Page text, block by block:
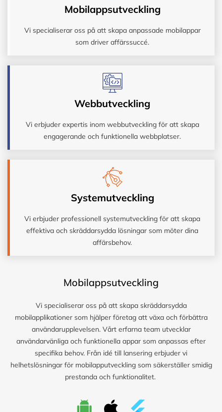
Mobilappsutveckling
Vi specialiserar oss på att skapa anpassade mobilappar
som driver affärssuccé.
Webbutveckling
Vi erbjuder expertis inom webbutveckling för att skapa
engagerande och funktionella webbplatser.
Systemutveckling
Vi erbjuder professionell systemutveckling för att skapa
effektiva och skräddarsydda lösningar som möter dina
affärsbehov.
Mobilappsutveckling
Vi specialiserar oss på att skapa skräddarsydda
mobilapplikationer som hjälper företag att växa och förbättra
användarupplevelsen. Vårt erfarna team utvecklar
användarvänliga och funktionella appar som anpassas efter
specifika behov. Från idé till lansering erbjuder vi
helhetslösningar för mobilapputveckling som säkerställer smidig
prestanda och funktionalitet.